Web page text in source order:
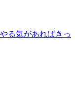
る気があればきっ